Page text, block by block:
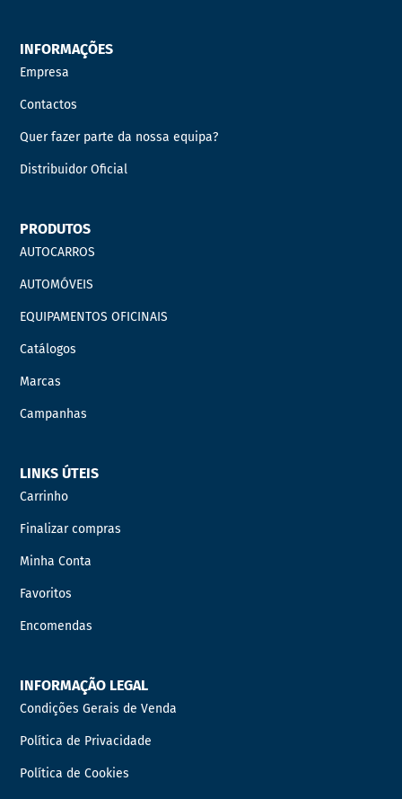
INFORMAÇÕES
Empresa
Contactos
Quer fazer parte da nossa equipa?
Distribuidor Oficial
PRODUTOS
AUTOCARROS
AUTOMÓVEIS
EQUIPAMENTOS OFICINAIS
Catálogos
Marcas
Campanhas
LINKS ÚTEIS
Carrinho
Finalizar compras
Minha Conta
Favoritos
Encomendas
INFORMAÇÃO LEGAL
Condições Gerais de Venda
Política de Privacidade
Política de Cookies